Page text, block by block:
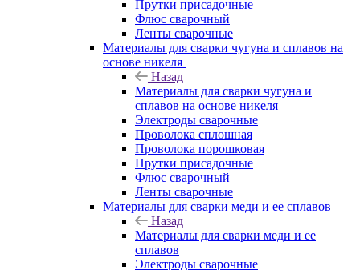
Прутки присадочные
Флюс сварочный
Ленты сварочные
Материалы для сварки чугуна и сплавов на
основе никеля
Назад
Материалы для сварки чугуна и
сплавов на основе никеля
Электроды сварочные
Проволока сплошная
Проволока порошковая
Прутки присадочные
Флюс сварочный
Ленты сварочные
Материалы для сварки меди и ее сплавов
Назад
Материалы для сварки меди и ее
сплавов
Электроды сварочные